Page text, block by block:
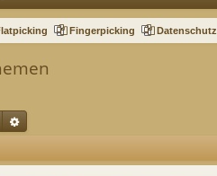
Fingerpicking Datenschutz
Erweiterte Suche